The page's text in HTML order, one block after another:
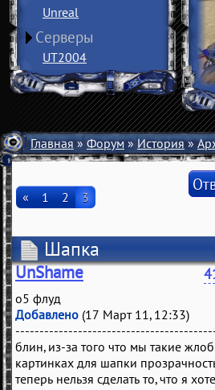
Unreal
Серверы
UT2004
Главная»Форум»История»
« 1 2 3
Шапка
UnShame
о5 флуд
Добавлено (17 Март 11, 12:33)
блин, из-за того что мы такие
картинках для шапки
теперь нельзя сделать то, что я